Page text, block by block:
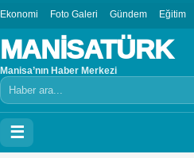
Ekonomi Foto Galeri Gündem Eğitim
MANİSATÜRK
Manisa’nın Haber Merkezi
Arama
☰